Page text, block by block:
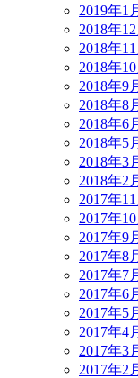
2019年1
2018年
2018年
2018年
2018年9
2018年8
2018年6
2018年5
2018年3
2018年2
2017年
2017年
2017年9
2017年8
2017年7
2017年6
2017年5
2017年4
2017年3
2017年2